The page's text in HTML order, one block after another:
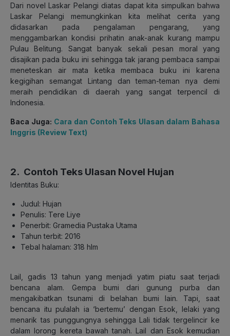
Dari novel Laskar Pelangi diatas dapat kita simpulkan bahwa
Laskar Pelangi memungkinkan kita melihat cerita yang
didasarkan pada pengalaman pengarang, yang
menggambarkan kondisi prihatin anak-anak kurang mampu
Pulau Belitung. Sangat banyak sekali pesan moral yang
disajikan pada buku ini sehingga tak jarang pembaca sampai
meneteskan air mata ketika membaca buku ini karena
kegigihan semangat Lintang dan teman-teman nya demi
meraih pendidikan di daerah yang sangat terpencil di
Indonesia.
Baca Juga: Cara dan Contoh Teks Ulasan dalam Bahasa
Inggris (Review Text)
2. Contoh Teks Ulasan Novel Hujan
Identitas Buku:
Judul: Hujan
Penulis: Tere Liye
Penerbit: Gramedia Pustaka Utama
Tahun terbit: 2016
Tebal halaman: 318 hlm
Lail, gadis 13 tahun yang menjadi yatim piatu saat terjadi
bencana alam. Gempa bumi dari gunung purba dan
mengakibatkan tsunami di belahan bumi lain. Tapi, saat
bencana itu pulalah ia ‘bertemu’ dengan Esok, lelaki yang
menarik tas punggungnya sehingga Lali tidak tergelincir ke
dalam lorong kereta bawah tanah. Lail dan Esok kemudian